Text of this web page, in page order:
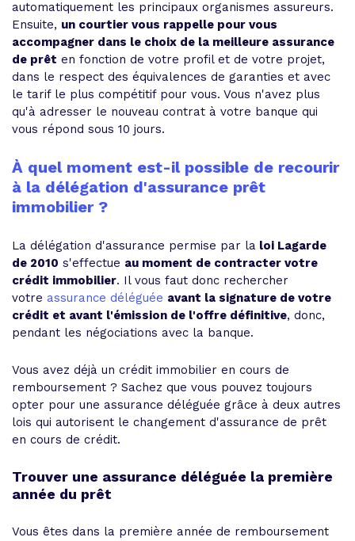
automatiquement les principaux organismes assureurs.
Ensuite, un courtier vous rappelle pour vous
accompagner dans le choix de la meilleure assurance
de prêt en fonction de votre profil et de votre projet,
dans le respect des équivalences de garanties et avec
le tarif le plus compétitif pour vous. Vous n'avez plus
qu'à adresser le nouveau contrat à votre banque qui
vous répond sous 10 jours.
À quel moment est-il possible de recourir
à la délégation d'assurance prêt
immobilier ?
La délégation d'assurance permise par la loi Lagarde
de 2010 s'effectue au moment de contracter votre
crédit immobilier. Il vous faut donc rechercher
votre assurance déléguée avant la signature de votre
crédit et avant l'émission de l'offre définitive, donc,
pendant les négociations avec la banque.
Vous avez déjà un crédit immobilier en cours de
remboursement ? Sachez que vous pouvez toujours
opter pour une assurance déléguée grâce à deux autres
lois qui autorisent le changement d'assurance de prêt
en cours de crédit.
Trouver une assurance déléguée la première
année du prêt
Vous êtes dans la première année de remboursement